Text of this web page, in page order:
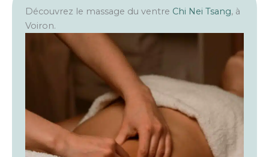
Découvrez le massage du ventre Chi Nei Tsang, à
Voiron.